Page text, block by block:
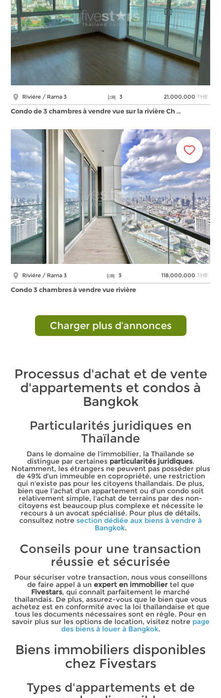
Riviére / Rama 3 3 21,000,000 THB
Condo de 3 chambres à vendre vue sur la rivière Ch …
Riviére / Rama 3 3 118,000,000 THB
Condo 3 chambres à vendre vue rivière
Charger plus d’annonces
Processus d'achat et de vente
d'appartements et condos à
Bangkok
Particularités juridiques en
Thaïlande
Dans le domaine de l'immobilier, la Thaïlande se
distingue par certaines particularités juridiques.
Notamment, les étrangers ne peuvent pas posséder plus
de 49% d'un immeuble en copropriété, une restriction
qui n'existe pas pour les citoyens thaïlandais. De plus,
bien que l'achat d'un appartement ou d'un condo soit
relativement simple, l'achat de terrains par des non-
citoyens est beaucoup plus complexe et nécessite le
recours à un avocat spécialisé. Pour plus de détails,
consultez notre section dédiée aux biens à vendre à
Bangkok.
Conseils pour une transaction
réussie et sécurisée
Pour sécuriser votre transaction, nous vous conseillons
de faire appel à un expert en immobiliertel que
Fivestars, qui connaît parfaitement le marché
thaïlandais. De plus, assurez-vous que le bien que vous
achetez est en conformité avec la loi thaïlandaise et que
tous les documents nécessaires sont en règle. Pour en
savoir plus sur les options de location, visitez notre page
des biens à louer à Bangkok.
Biens immobiliers disponibles
chez Fivestars
Types d'appartements et de